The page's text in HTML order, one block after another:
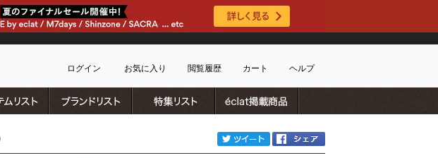
ログイン お気に入り 閲覧履歴 カート ヘルプ
お支払い方法について